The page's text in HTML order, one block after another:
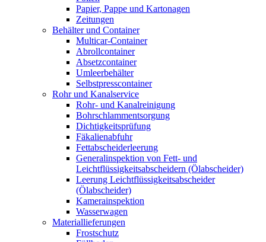
Papier, Pappe und Kartonagen
Zeitungen
Behälter und Container
Multicar-Container
Abrollcontainer
Absetzcontainer
Umleerbehälter
Selbstpresscontainer
Rohr und Kanalservice
Rohr- und Kanalreinigung
Bohrschlammentsorgung
Dichtigkeitsprüfung
Fäkalienabfuhr
Fettabscheiderleerung
Generalinspektion von Fett- und
Leichtflüssigkeitsabscheidern (Ölabscheider)
Leerung Leichtflüssigkeitsabscheider
(Ölabscheider)
Kamerainspektion
Wasserwagen
Materiallieferungen
Frostschutz